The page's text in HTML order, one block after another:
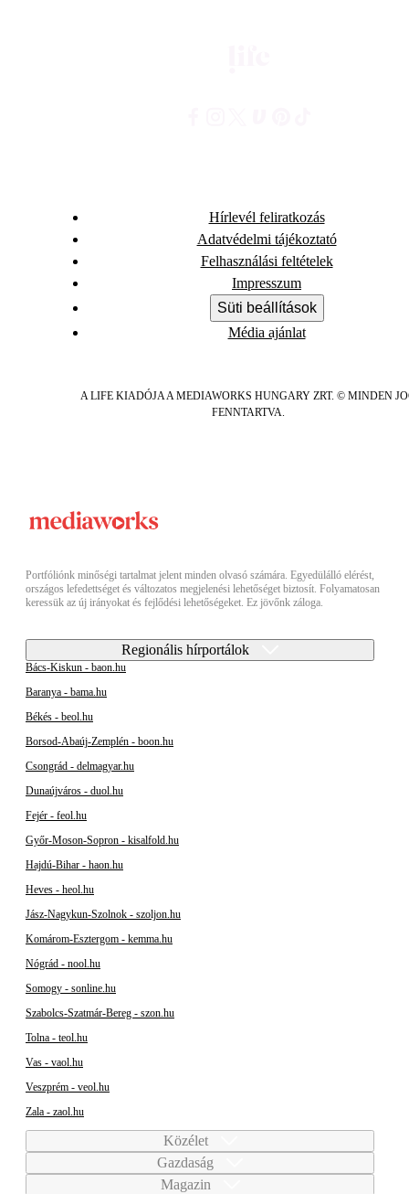
Hírlevél feliratkozás
Adatvédelmi tájékoztató
Felhasználási feltételek
Impresszum
Süti beállítások
Média ajánlat
A LIFE KIADÓJA A MEDIAWORKS HUNGARY ZRT. © MINDEN
FENNTARTVA.
Portfóliónk minőségi tartalmat jelent minden olvasó számára. Egyedülálló elérést,
országos lefedettséget és változatos megjelenési lehetőséget biztosít. Folyamatosan
keressük az új irányokat és fejlődési lehetőségeket. Ez jövőnk záloga.
Regionális hírportálok
Bács-Kiskun - baon.hu
Baranya - bama.hu
Békés - beol.hu
Borsod-Abaúj-Zemplén - boon.hu
Csongrád - delmagyar.hu
Dunaújváros - duol.hu
Fejér - feol.hu
Győr-Moson-Sopron - kisalfold.hu
Hajdú-Bihar - haon.hu
Heves - heol.hu
Jász-Nagykun-Szolnok - szoljon.hu
Komárom-Esztergom - kemma.hu
Nógrád - nool.hu
Somogy - sonline.hu
Szabolcs-Szatmár-Bereg - szon.hu
Tolna - teol.hu
Vas - vaol.hu
Veszprém - veol.hu
Zala - zaol.hu
Közélet
Gazdaság
Magazin